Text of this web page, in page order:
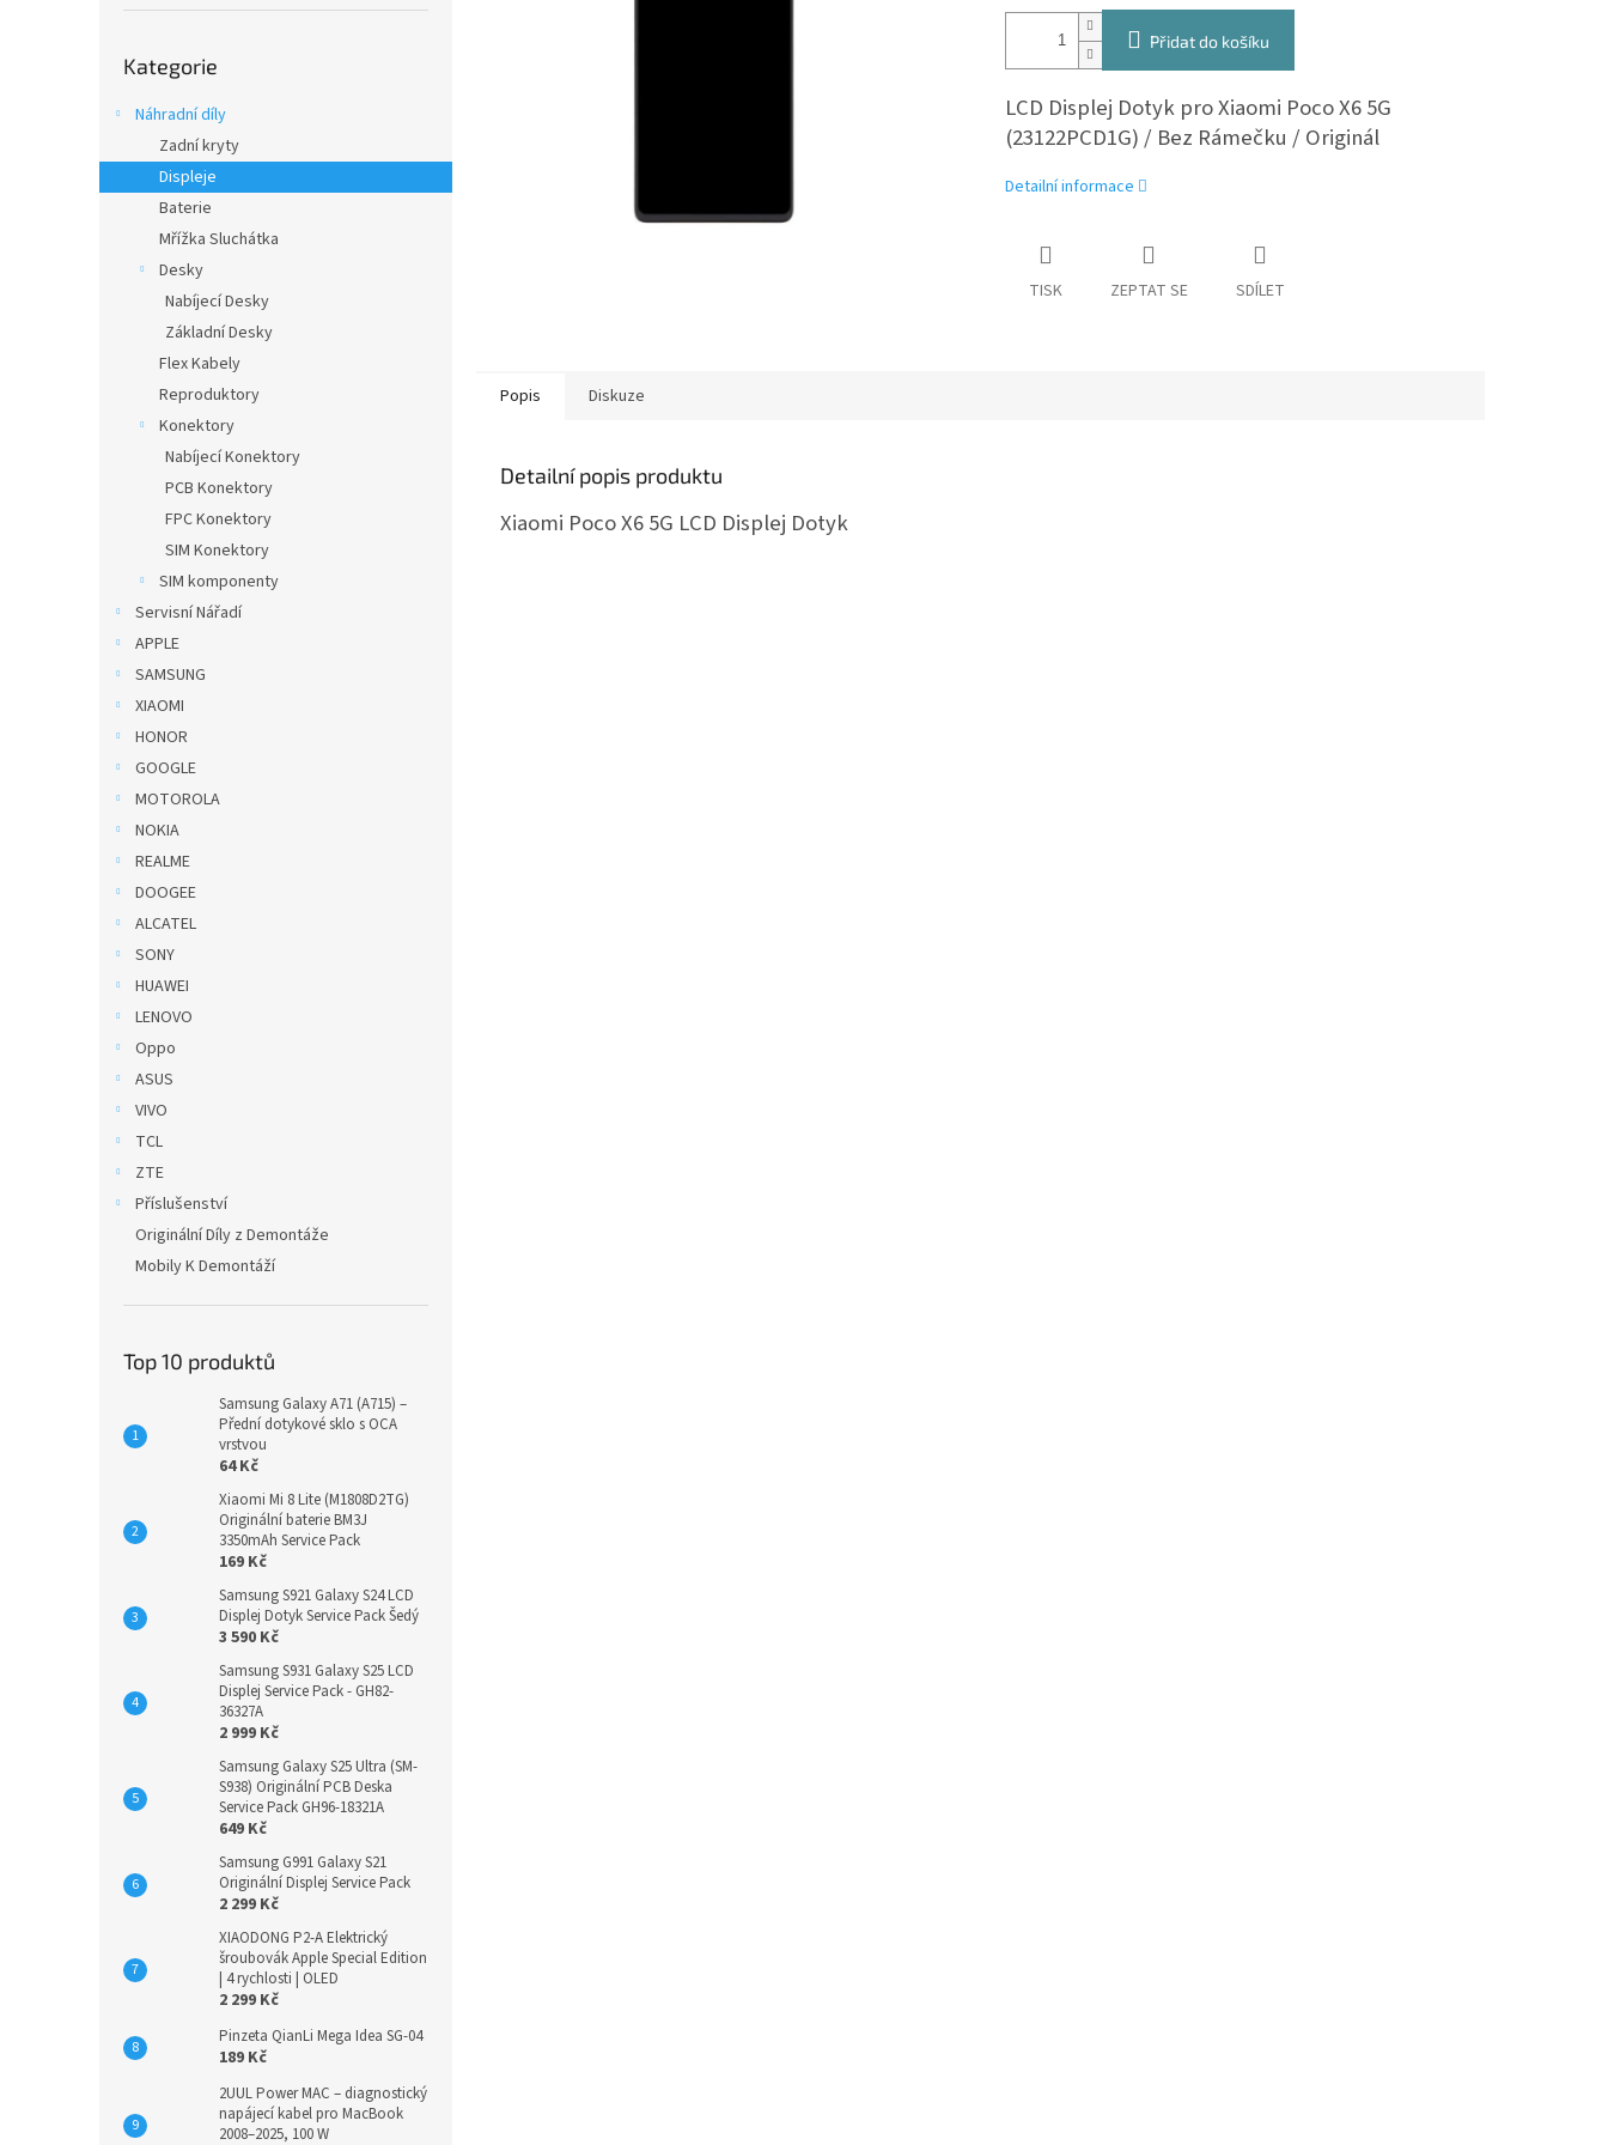
kategorie
Kategorie
Náhradní díly
Zadní kryty
Displeje
Baterie
Mřížka Sluchátka
Desky
Nabíjecí Desky
Základní Desky
Flex Kabely
Reproduktory
Konektory
Nabíjecí Konektory
PCB Konektory
FPC Konektory
SIM Konektory
SIM komponenty
Servisní Nářadí
APPLE
SAMSUNG
XIAOMI
HONOR
GOOGLE
MOTOROLA
NOKIA
REALME
DOOGEE
ALCATEL
SONY
HUAWEI
LENOVO
Oppo
ASUS
VIVO
TCL
ZTE
Příslušenství
Originální Díly z Demontáže
Mobily K Demontáží
Top 10 produktů
Samsung Galaxy A71 (A715) –
Přední dotykové sklo s OCA
vrstvou
64 Kč
Xiaomi Mi 8 Lite (M1808D2TG)
Originální baterie BM3J
3350mAh Service Pack
169 Kč
Samsung S921 Galaxy S24 LCD
Displej Dotyk Service Pack Šedý
3 590 Kč
Samsung S931 Galaxy S25 LCD
Displej Service Pack - GH82-
36327A
2 999 Kč
Samsung Galaxy S25 Ultra (SM-
S938) Originální PCB Deska
Service Pack GH96-18321A
649 Kč
Samsung G991 Galaxy S21
Originální Displej Service Pack
2 299 Kč
XIAODONG P2-A Elektrický
šroubovák Apple Special Edition
| 4 rychlosti | OLED
2 299 Kč
Pinzeta QianLi Mega Idea SG-04
189 Kč
2UUL Power MAC – diagnostický
napájecí kabel pro MacBook
2008–2025, 100 W
Přidat do košíku
LCD Displej Dotyk pro Xiaomi Poco X6 5G
(23122PCD1G) / Bez Rámečku / Originál
Detailní informace
TISK ZEPTAT SE SDÍLET
Popis Diskuze
Detailní popis produktu
Xiaomi Poco X6 5G LCD Displej Dotyk